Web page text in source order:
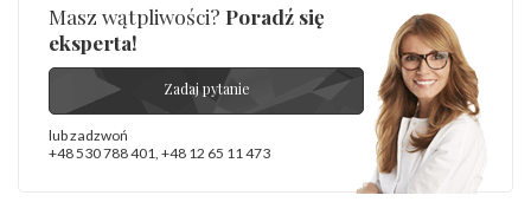
Masz wątpliwości? Poradź się
eksperta!
Zadaj pytanie
lub zadzwoń
+48 530 788 401 +48 12 65 11 473